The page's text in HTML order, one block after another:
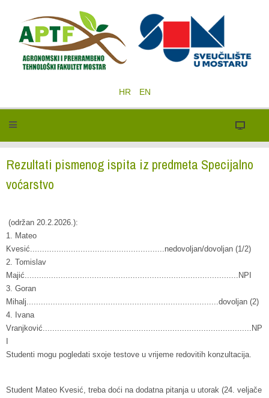
HR EN
Rezultati pismenog ispita iz predmeta Specijalno
voćarstvo
(održan 20.2.2026.):
1. Mateo
Kvesić........................................................nedovoljan/dovoljan (1/2)
2. Tomislav
Majić.........................................................................................NPI
3. Goran
Mihalj................................................................................dovoljan (2)
4. Ivana
Vranjković.......................................................................................NP
Studenti mogu pogledati sxoje testove u vrijeme redovitih konzultacija.
Student Mateo Kvesić, treba doći na dodatna pitanja u utorak (24. veljače